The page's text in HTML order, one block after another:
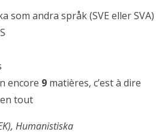
som andra språk (SVE eller SVA)
encore 9 matières, c’est à dire
tout
Humanistiska